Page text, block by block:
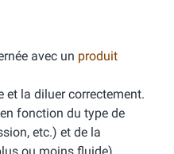
avec un produit
et la diluer correctement.
fonction du type de
etc.) et de la